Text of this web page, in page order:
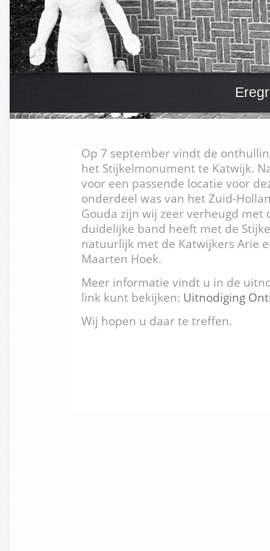
Op 7 september vindt de
het Stijkelmonument te Katwijk.
voor een passende locatie voor
onderdeel was van het Zuid-
Gouda zijn wij zeer verheugd met
duidelijke band heeft met de
natuurlijk met de Katwijkers Arie
Maarten Hoek.
Meer informatie vindt u in de
link kunt bekijken: Uitnodiging
Wij hopen u daar te treffen.